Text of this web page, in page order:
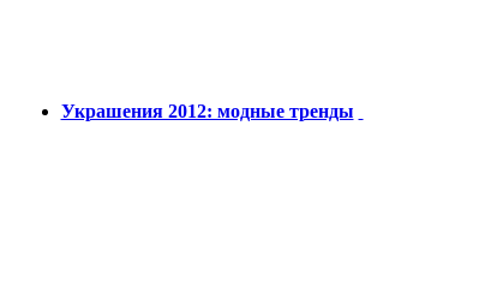
Украшения 2012: модные тренды